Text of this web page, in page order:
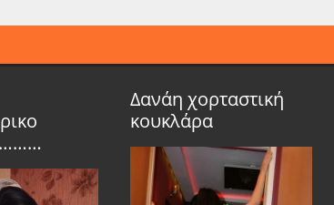
Δανάη χορταστική
κουκλάρα